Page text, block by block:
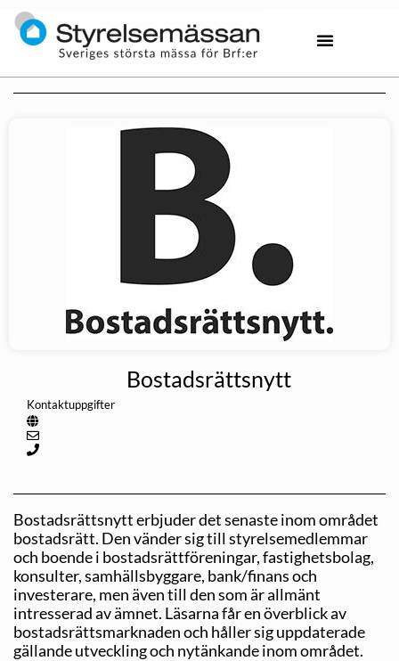
Bostadsrättsnytt
Kontaktuppgifter
Bostadsrättsnytt erbjuder det senaste inom området
bostadsrätt. Den vänder sig till styrelsemedlemmar
och boende i bostadsrättföreningar, fastighetsbolag,
konsulter, samhällsbyggare, bank/finans och
investerare, men även till den som är allmänt
intresserad av ämnet. Läsarna får en överblick av
bostadsrättsmarknaden och håller sig uppdaterade
gällande utveckling och nytänkande inom området.